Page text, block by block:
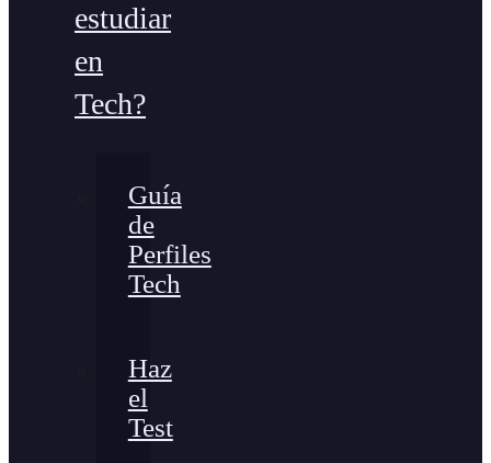
estudiar
en
Tech?
Guía
de
Perfiles
Tech
Haz
el
Test